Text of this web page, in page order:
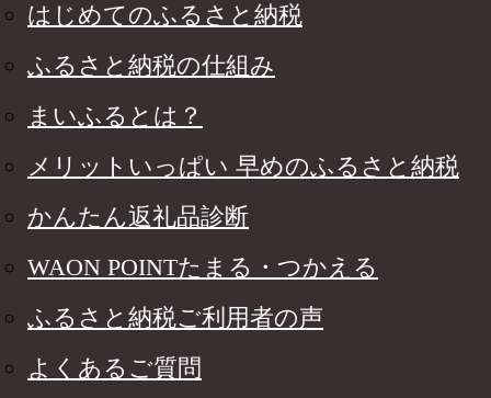
はじめてのふるさと納税
ふるさと納税の仕組み
まいふるとは？
メリットいっぱい 早めのふるさと納税
かんたん返礼品診断
WAON POINTたまる・つかえる
ふるさと納税ご利用者の声
よくあるご質問